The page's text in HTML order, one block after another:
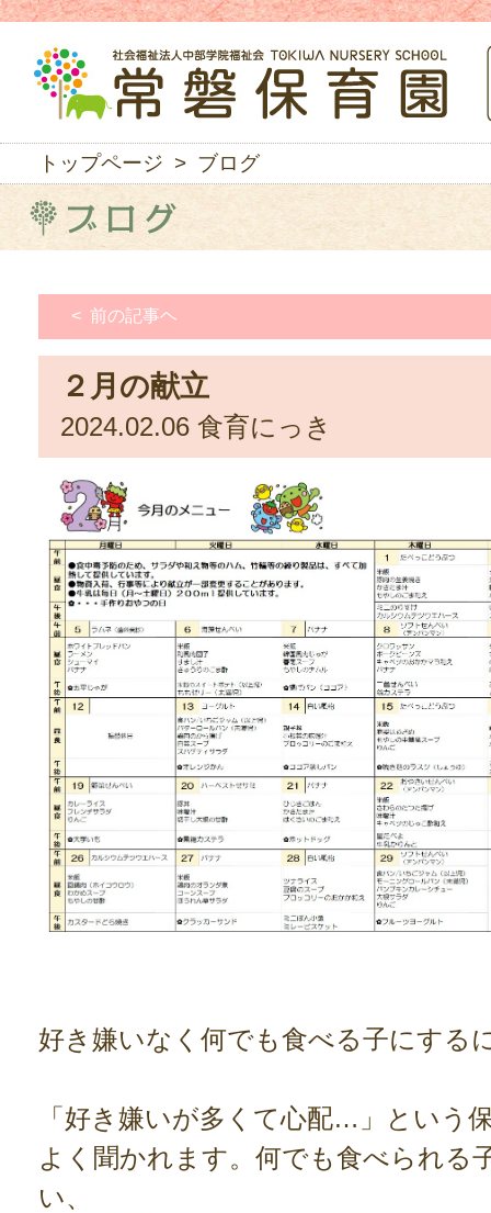
トップページ > ブログ
< 前の記事ヘ
２月の献立
2024.02.06 食育にっき
好き嫌いなく何でも食べる子にする
「好き嫌いが多くて心配…」という
よく聞かれます。何でも食べられる
い、